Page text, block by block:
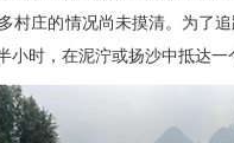
村庄的情况尚未摸清。为了
时，在泥泞或扬沙中抵达一